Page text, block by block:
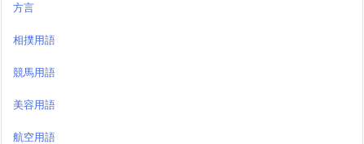
方言
相撲用語
競馬用語
美容用語
航空用語